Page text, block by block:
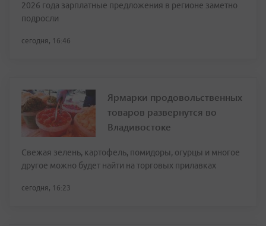
2026 года зарплатные предложения в регионе заметно
подросли
сегодня, 16:46
Ярмарки продовольственных
товаров развернутся во
Владивостоке
Свежая зелень, картофель, помидоры, огурцы и многое
другое можно будет найти на торговых прилавках
сегодня, 16:23